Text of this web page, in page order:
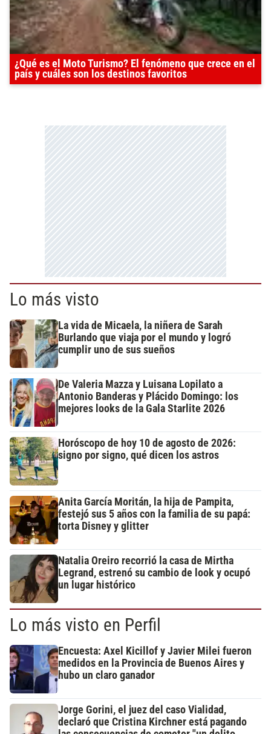
¿Qué es el Moto Turismo? El fenómeno que crece en el
país y cuáles son los destinos favoritos
Lo más visto
La vida de Micaela, la niñera de Sarah
Burlando que viaja por el mundo y logró
cumplir uno de sus sueños
De Valeria Mazza y Luisana Lopilato a
Antonio Banderas y Plácido Domingo: los
mejores looks de la Gala Starlite 2026
Horóscopo de hoy 10 de agosto de 2026:
signo por signo, qué dicen los astros
Anita García Moritán, la hija de Pampita,
festejó sus 5 años con la familia de su papá:
torta Disney y glitter
Natalia Oreiro recorrió la casa de Mirtha
Legrand, estrenó su cambio de look y ocupó
un lugar histórico
Lo más visto en Perfil
Encuesta: Axel Kicillof y Javier Milei fueron
medidos en la Provincia de Buenos Aires y
hubo un claro ganador
Jorge Gorini, el juez del caso Vialidad,
declaró que Cristina Kirchner está pagando